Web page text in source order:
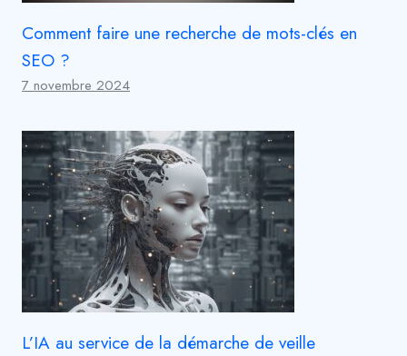
Comment faire une recherche de mots-clés en
SEO ?
7 novembre 2024
L’IA au service de la démarche de veille